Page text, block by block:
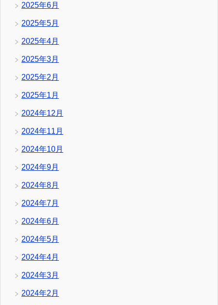
2025年6月
2025年5月
2025年4月
2025年3月
2025年2月
2025年1月
2024年12月
2024年11月
2024年10月
2024年9月
2024年8月
2024年7月
2024年6月
2024年5月
2024年4月
2024年3月
2024年2月